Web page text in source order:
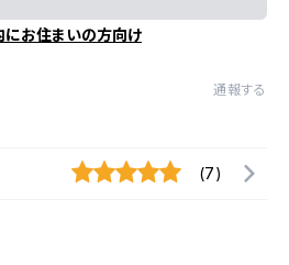
にお住まいの方向け
通報する
(7)